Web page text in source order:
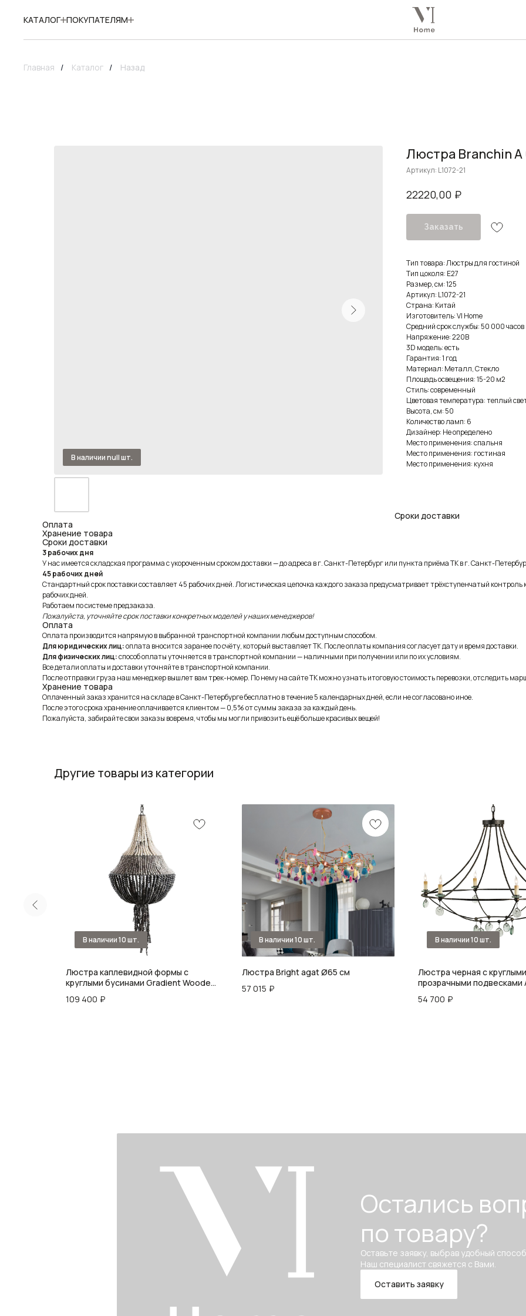
КАТАЛОГ ПОКУПАТЕЛЯМ
Главная / Каталог / Назад
Люстра Branchin A
Артикул: L1072-21
22220,00 ₽
Заказать
Тип товара: Люстры для гостиной
Тип цоколя: E27
Размер, см: 125
Артикул: L1072-21
Страна: Китай
Изготовитель: VI Home
Средний срок службы: 50 000 часов
Напряжение: 220В
3D модель: есть
Гарантия: 1 год
Материал: Металл, Стекло
Площадь освещения: 15-20 м2
Стиль: современный
Цветовая температура: теплый
Высота, см: 50
Количество ламп: 6
Дизайнер: Не определено
Место применения: спальня
Место применения: гостиная
Место применения: кухня
Сроки доставки
Оплата
Хранение товара
Сроки доставки
3 рабочих дня
У нас имеется складская программа с укороченным сроком доставки — до адреса в г. Санкт-Петербург или пункта приёма ТК в г. Санкт-
45 рабочих дней
Стандартный срок поставки составляет 45 рабочих дней. Логистическая цепочка каждого заказа предусматривает трёхступенчатый
рабочих дней.
Работаем по системе предзаказа.
Пожалуйста, уточняйте срок поставки конкретных моделей у наших менеджеров!
Оплата
Оплата производится напрямую в выбранной транспортной компании любым доступным способом.
Для юридических лиц:оплата вносится заранее по счёту, который выставляет ТК. После оплаты компания согласует дату и время доставки.
Для физических лиц:способ оплаты уточняется в транспортной компании — наличными при получении или по их условиям.
Все детали оплаты и доставки уточняйте в транспортной компании.
После отправки груза наш менеджер вышлет вам трек-номер. По нему на сайте ТК можно узнать итоговую стоимость перевозки, отследить
Хранение товара
Оплаченный заказ хранится на складе в Санкт-Петербурге бесплатно в течение 5 календарных дней, если не согласовано иное.
После этого срока хранение оплачивается клиентом — 0,5% от суммы заказа за каждый день.
Пожалуйста, забирайте свои заказы вовремя, чтобы мы могли привозить ещё больше красивых вещей!
Другие товары из категории
Люстра каплевидной формы с
круглыми бусинами Gradient Wooden
109 400 ₽
Люстра Bright agat Ø65 см
57 015 ₽
Люстра черная с круглыми
прозрачными подвесками
54 700 ₽
Остались
по товару?
Оставьте заявку, выбрав удобный
Наш специалист свяжется с Вами.
Оставить заявку